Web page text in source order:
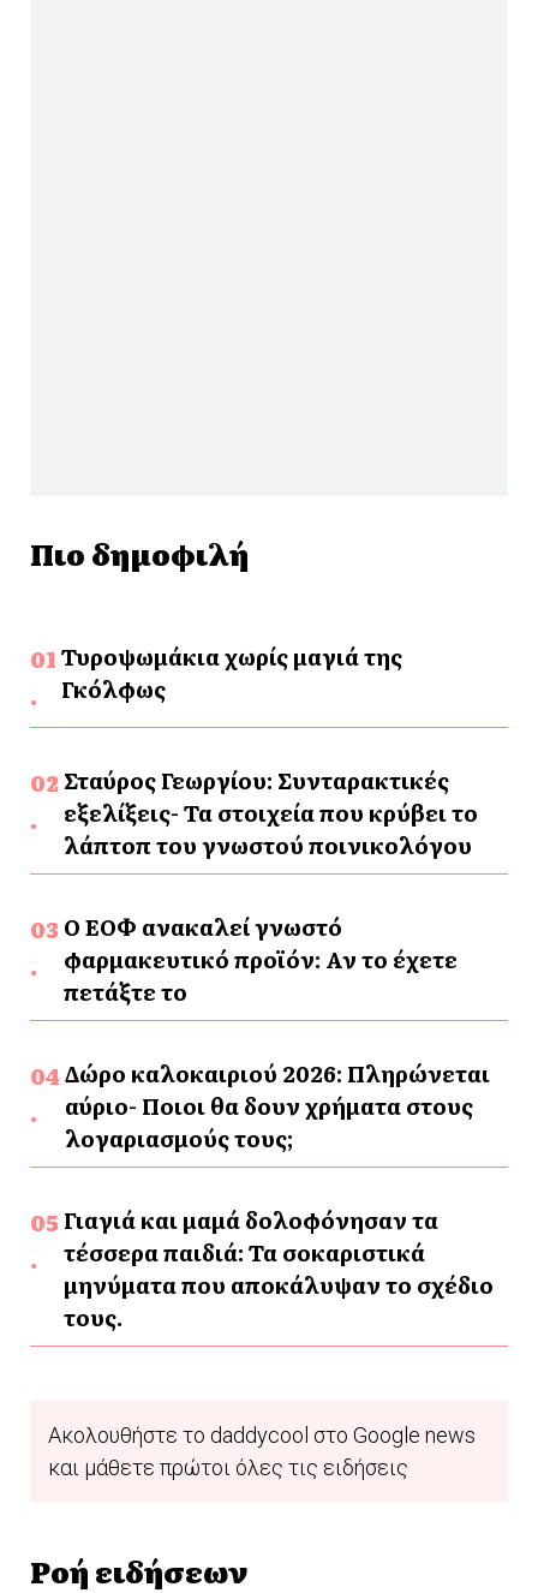
Πιο δημοφιλή
Τυροψωμάκια χωρίς μαγιά της
Γκόλφως
Σταύρος Γεωργίου: Συνταρακτικές
εξελίξεις- Τα στοιχεία που κρύβει το
λάπτοπ του γνωστού ποινικολόγου
Ο ΕΟΦ ανακαλεί γνωστό
φαρμακευτικό προϊόν: Αν το έχετε
πετάξτε το
Δώρο καλοκαιριού 2026: Πληρώνεται
αύριο- Ποιοι θα δουν χρήματα στους
λογαριασμούς τους;
Γιαγιά και μαμά δολοφόνησαν τα
τέσσερα παιδιά: Τα σοκαριστικά
μηνύματα που αποκάλυψαν το σχέδιο
τους.
Ακολουθήστε το daddycool στο Google news
και μάθετε πρώτοι όλες τις ειδήσεις
Ροή ειδήσεων